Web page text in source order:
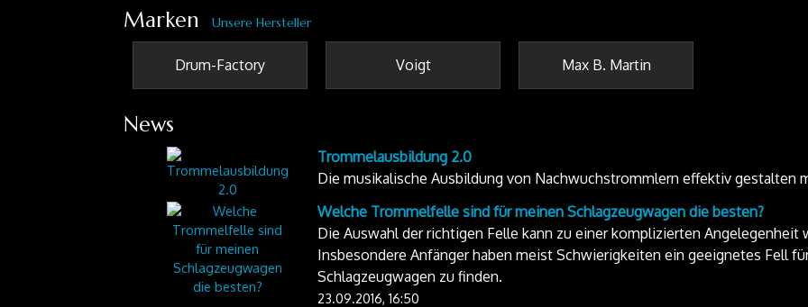
Marken Unsere Hersteller
Drum-Factory Voigt Max B. Martin
News
Trommelausbildung 2.0
Die musikalische Ausbildung von Nachwuchstrommlern effektiv gestalten
Welche Trommelfelle sind für meinen Schlagzeugwagen die besten?
Die Auswahl der richtigen Felle kann zu einer komplizierten Angelegenheit
Insbesondere Anfänger haben meist Schwierigkeiten ein geeignetes Fell
Schlagzeugwagen zu finden.
23.09.2016, 16:50